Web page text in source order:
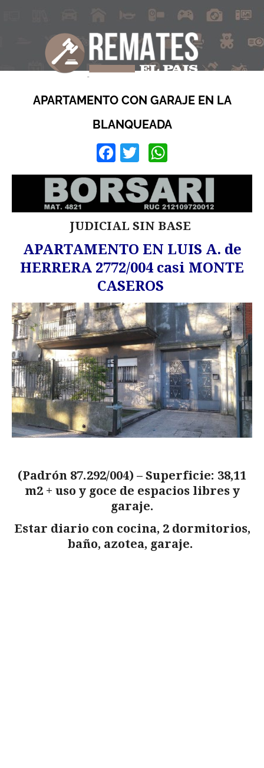
APARTAMENTO CON GARAJE EN LA
BLANQUEADA
Facebook
Twitter
JUDICIAL SIN BASE
APARTAMENTO EN LUIS A. de
HERRERA 2772/004 casi MONTE
CASEROS
(Padrón 87.292/004) – Superficie: 38,11
m2 + uso y goce de espacios libres y
garaje.
Estar diario con cocina, 2 dormitorios,
baño, azotea, garaje.